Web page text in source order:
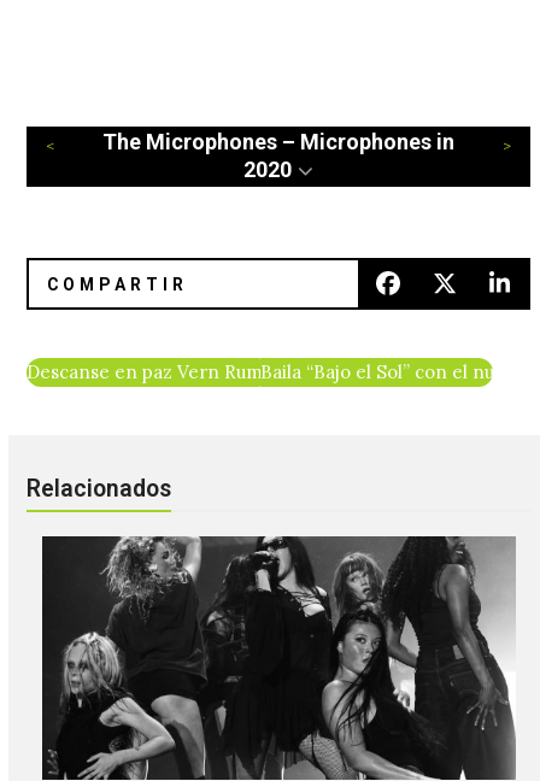
The Microphones – Microphones in
2020
Descanse en paz Vern Rumsey, bajista de Unwound
Baila “Bajo el Sol” con el nuevo
Relacionados